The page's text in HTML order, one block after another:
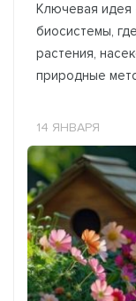
Ключевая идея
биосистемы,
растения,
природные
14 ЯНВАРЯ